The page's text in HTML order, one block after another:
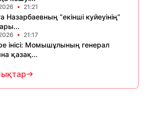
21:21
Назарбаевның “екінші куйеуінің”
21:17
інісі: Момышұлының генерал
қазақ...